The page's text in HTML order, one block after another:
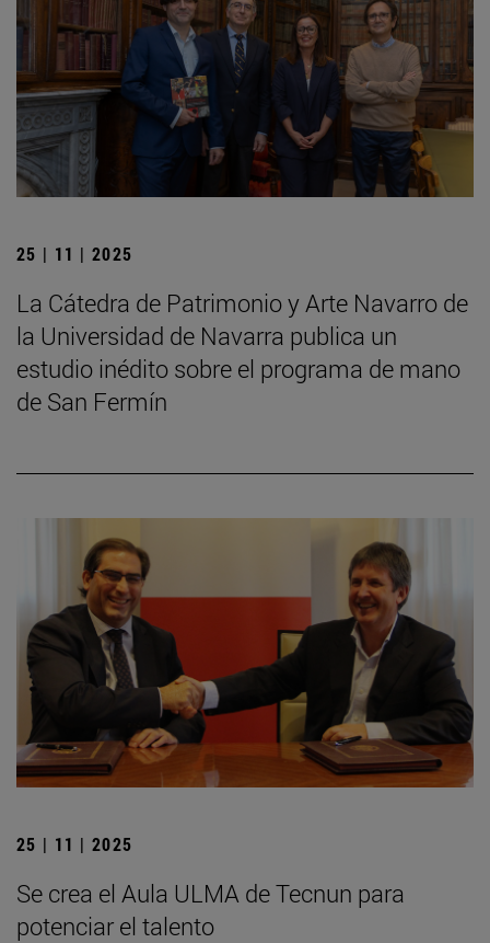
25 | 11 | 2025
La Cátedra de Patrimonio y Arte Navarro de
la Universidad de Navarra publica un
estudio inédito sobre el programa de mano
de San Fermín
25 | 11 | 2025
Se crea el Aula ULMA de Tecnun para
potenciar el talento